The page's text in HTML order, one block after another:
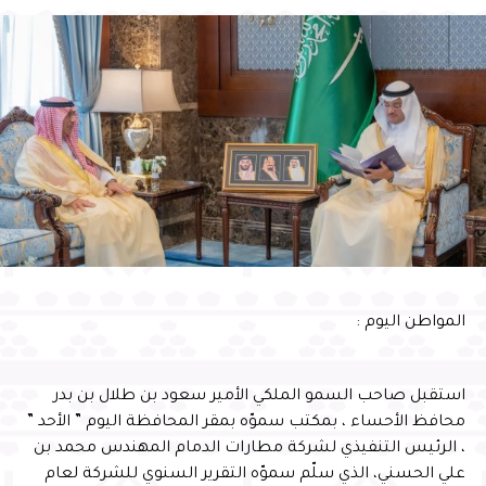
almowatenalyoum
المواطن اليوم :
استقبل صاحب السمو الملكي الأمير سعود بن طلال بن بدر
محافظ الأحساء ، بمكتب سموّه بمقر المحافظة اليوم ” الأحد ”
، الرئيس التنفيذي لشركة مطارات الدمام المهندس محمد بن
علي الحسني، الذي سلّم سموّه التقرير السنوي للشركة لعام